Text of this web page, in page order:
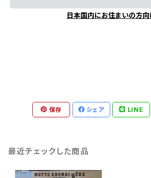
日本国内にお住まいの方向
保存 シェア LINE
最近チェックした商品